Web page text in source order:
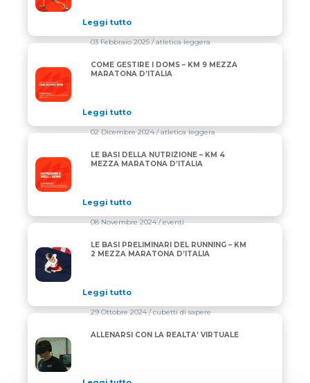
Leggi tutto
COME GESTIRE I DOMS – KM 9 MEZZA MARATONA
03 Febbraio 2025/ atletica leggera
COME GESTIRE I DOMS – KM 9 MEZZA
MARATONA D’ITALIA
Leggi tutto
LE BASI DELLA NUTRIZIONE – KM 4 MEZZA
02 Dicembre 2024/ atletica leggera
LE BASI DELLA NUTRIZIONE – KM 4
MEZZA MARATONA D’ITALIA
Leggi tutto
LE BASI PRELIMINARI DEL RUNNING – KM 2 MEZZA
08 Novembre 2024/ eventi
LE BASI PRELIMINARI DEL RUNNING – KM
2 MEZZA MARATONA D’ITALIA
Leggi tutto
ALLENARSI CON LA REALTA’ VIRTUALE
29 Ottobre 2024/ cubetti di sapere
ALLENARSI CON LA REALTA’ VIRTUALE